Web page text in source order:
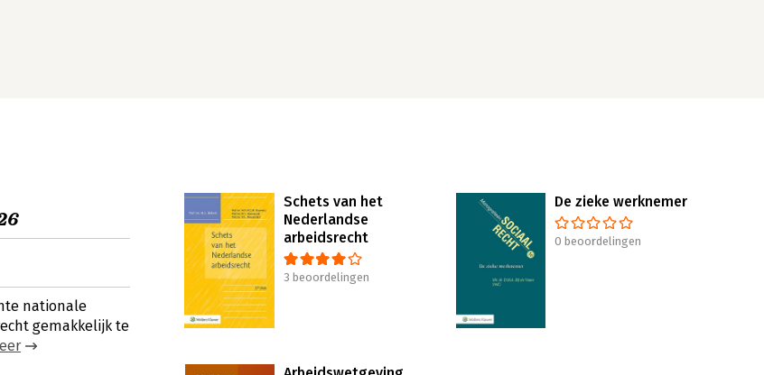
nationale
gemakkelijk te
Schets van het
Nederlandse
arbeidsrecht
3 beoordelingen
De zieke werknemer
0 beoordelingen